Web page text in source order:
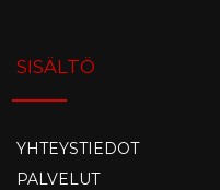
SISÄLTÖ
YHTEYSTIEDOT
PALVELUT